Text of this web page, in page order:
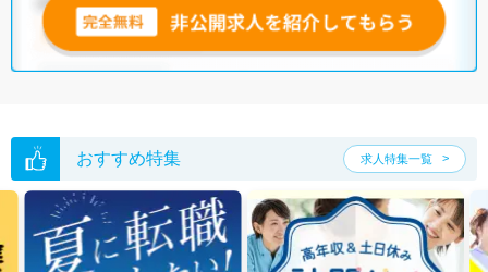
おすすめ特集 求人特集一覧